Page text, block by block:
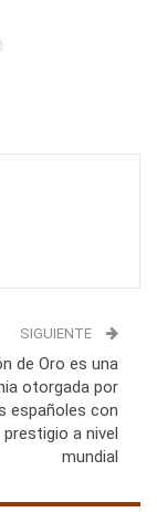
SIGUIENTE
de Oro es una
otorgada por
españoles con
a nivel
mundial